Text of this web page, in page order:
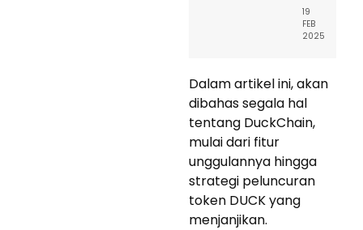
19
FEB
2025
Dalam artikel ini, akan
dibahas segala hal
tentang DuckChain,
mulai dari fitur
unggulannya hingga
strategi peluncuran
token DUCK yang
menjanjikan.